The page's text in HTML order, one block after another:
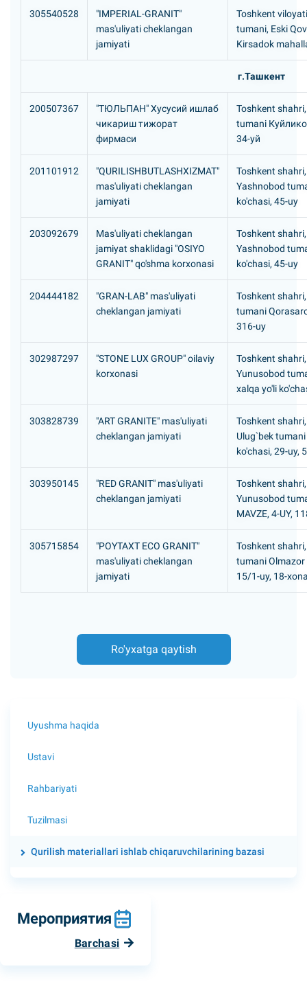
305540528
"IMPERIAL-GRANIT"
mas'uliyati cheklangan
jamiyati
Toshkent
tumani, Eski
Kirsadok
г.Ташкент
200507367
"ТЮЛЬПАH" Хусусий ишлаб
чикариш тижорат
фирмаси
Toshkent
tumani
34-уй
201101912
"QURILISHBUTLASHXIZMAT"
mas'uliyati cheklangan
jamiyati
Toshkent shahri,
Yashnobod
ko'chasi, 45-uy
203092679
Mas'uliyati cheklangan
jamiyat shaklidagi "OSIYO
GRANIT" qo'shma korxonasi
Toshkent shahri,
Yashnobod
ko'chasi, 45-uy
204444182
"GRAN-LAB" mas'uliyati
cheklangan jamiyati
Toshkent
tumani
316-uy
302987297
"STONE LUX GROUP" oilaviy
korxonasi
Toshkent shahri,
Yunusobod
xalqa yo'li
303828739
"ART GRANITE" mas'uliyati
cheklangan jamiyati
Toshkent
Ulug`bek
ko'chasi, 29-uy,
303950145
"RED GRANIT" mas'uliyati
cheklangan jamiyati
Toshkent shahri,
Yunusobod
MAVZE, 4-UY,
305715854
"POYTAXT ECO GRANIT"
mas'uliyati cheklangan
jamiyati
Toshkent
tumani Olmazor
15/1-uy, 18-
Ro'yxatga qaytish
Uyushma haqida
Ustavi
Rahbariyati
Tuzilmasi
Qurilish materiallari ishlab chiqaruvchilarining bazasi
Мероприятия
Barchasi